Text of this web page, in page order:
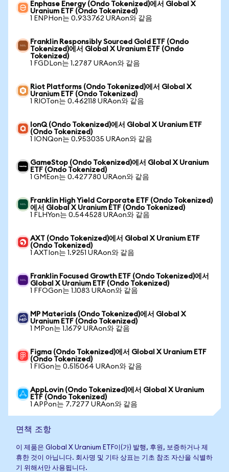
Enphase Energy (Ondo Tokenized)에서 Global X
Uranium ETF (Ondo Tokenized)
1 ENPHon는 0.933762 URAon와 같음
Franklin Responsibly Sourced Gold ETF (Ondo
Tokenized)에서 Global X Uranium ETF (Ondo
Tokenized)
1 FGDLon는 1.2787 URAon와 같음
Riot Platforms (Ondo Tokenized)에서 Global X
Uranium ETF (Ondo Tokenized)
1 RIOTon는 0.462118 URAon와 같음
IonQ (Ondo Tokenized)에서 Global X Uranium ETF
(Ondo Tokenized)
1 IONQon는 0.953035 URAon와 같음
GameStop (Ondo Tokenized)에서 Global X Uranium
ETF (Ondo Tokenized)
1 GMEon는 0.427780 URAon와 같음
Franklin High Yield Corporate ETF (Ondo Tokenized)
에서 Global X Uranium ETF (Ondo Tokenized)
1 FLHYon는 0.544528 URAon와 같음
AXT (Ondo Tokenized)에서 Global X Uranium ETF
(Ondo Tokenized)
1 AXTIon는 1.9251 URAon와 같음
Franklin Focused Growth ETF (Ondo Tokenized)에서
Global X Uranium ETF (Ondo Tokenized)
1 FFOGon는 1.1083 URAon와 같음
MP Materials (Ondo Tokenized)에서 Global X
Uranium ETF (Ondo Tokenized)
1 MPon는 1.1679 URAon와 같음
Figma (Ondo Tokenized)에서 Global X Uranium ETF
(Ondo Tokenized)
1 FIGon는 0.515064 URAon와 같음
AppLovin (Ondo Tokenized)에서 Global X Uranium
ETF (Ondo Tokenized)
1 APPon는 7.7277 URAon와 같음
면책 조항
이 제품은 Global X Uranium ETF이(가) 발행, 후원, 보증하거나 제
휴한 것이 아닙니다. 회사명 및 기타 상표는 기초 참조 자산을 식별하
기 위해서만 사용됩니다.